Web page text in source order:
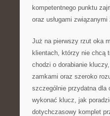
kompetentnego punktu
oraz usługami
Już na pierwszy rzut oka
klientach, którzy nie chcą
chodzi o dorabianie
zamkami oraz szeroko
szczególnie przydatna dla
wykonać klucz, jak
dotychczasowy komplet